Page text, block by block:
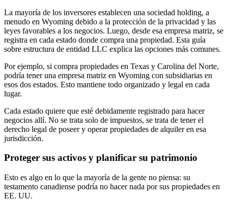
La mayoría de los inversores establecen una sociedad holding, a
menudo en Wyoming debido a la protección de la privacidad y las
leyes favorables a los negocios. Luego, desde esa empresa matriz, se
registra en cada estado donde compra una propiedad. Esta guía
sobre estructura de entidad LLC explica las opciones más comunes.
Por ejemplo, si compra propiedades en Texas y Carolina del Norte,
podría tener una empresa matriz en Wyoming con subsidiarias en
esos dos estados. Esto mantiene todo organizado y legal en cada
lugar.
Cada estado quiere que esté debidamente registrado para hacer
negocios allí. No se trata solo de impuestos, se trata de tener el
derecho legal de poseer y operar propiedades de alquiler en esa
jurisdicción.
Proteger sus activos y planificar su patrimonio
Esto es algo en lo que la mayoría de la gente no piensa: su
testamento canadiense podría no hacer nada por sus propiedades en
EE. UU.